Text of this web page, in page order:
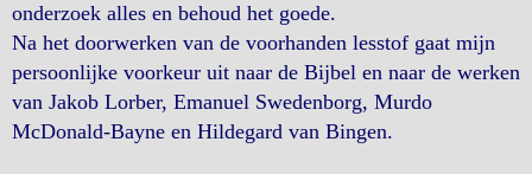
onderzoek alles en behoud het goede.
Na het doorwerken van de voorhanden lesstof gaat mijn
persoonlijke voorkeur uit naar de Bijbel en naar de werken
van Jakob Lorber, Emanuel Swedenborg, Murdo
McDonald-Bayne en Hildegard van Bingen.